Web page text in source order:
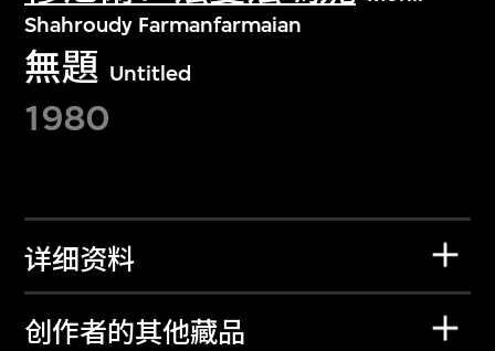
Shahroudy Farmanfarmaian
無題 Untitled
1980
详细资料
创作者的其他藏品